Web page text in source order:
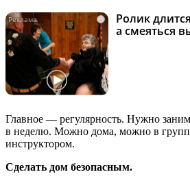
i
Ролик
а смеяться
Главное — регулярность. Нужно
в неделю. Можно дома, можно в
инструктором.
Сделать дом безопасным.